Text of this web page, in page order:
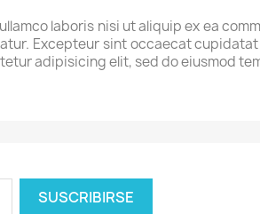
laboris nisi ut aliquip ex ea
Excepteur sint occaecat
adipisicing elit, sed do eiusmod